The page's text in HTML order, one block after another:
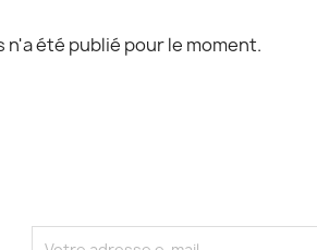
n'a été publié pour le moment.